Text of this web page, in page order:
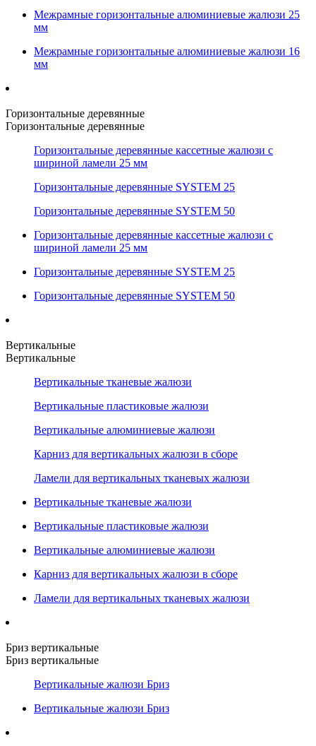
Межрамные горизонтальные алюминиевые жалюзи 25
мм
Межрамные горизонтальные алюминиевые жалюзи 16
мм
Горизонтальные деревянные
Горизонтальные деревянные
Горизонтальные деревянные кассетные жалюзи с
шириной ламели 25 мм
Горизонтальные деревянные SYSTEM 25
Горизонтальные деревянные SYSTEM 50
Горизонтальные деревянные кассетные жалюзи с
шириной ламели 25 мм
Горизонтальные деревянные SYSTEM 25
Горизонтальные деревянные SYSTEM 50
Вертикальные
Вертикальные
Вертикальные тканевые жалюзи
Вертикальные пластиковые жалюзи
Вертикальные алюминиевые жалюзи
Карниз для вертикальных жалюзи в сборе
Ламели для вертикальных тканевых жалюзи
Вертикальные тканевые жалюзи
Вертикальные пластиковые жалюзи
Вертикальные алюминиевые жалюзи
Карниз для вертикальных жалюзи в сборе
Ламели для вертикальных тканевых жалюзи
Бриз вертикальные
Бриз вертикальные
Вертикальные жалюзи Бриз
Вертикальные жалюзи Бриз